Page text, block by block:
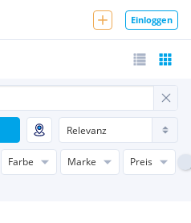
Einloggen
Farbe Marke
Preis